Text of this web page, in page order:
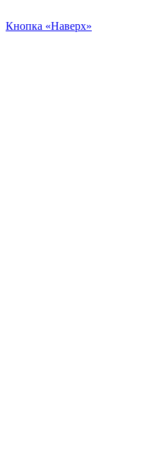
Кнопка «Наверх»